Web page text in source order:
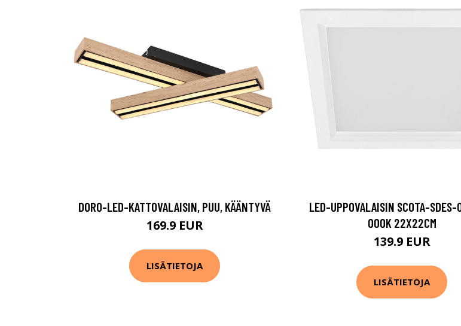
DORO-LED-KATTOVALAISIN, PUU, KÄÄNTYVÄ
169.9 EUR
LISÄTIETOJA
LED-UPPOVALAISIN SCOTA-
000K 22X22CM
139.9 EUR
LISÄTIETOJA